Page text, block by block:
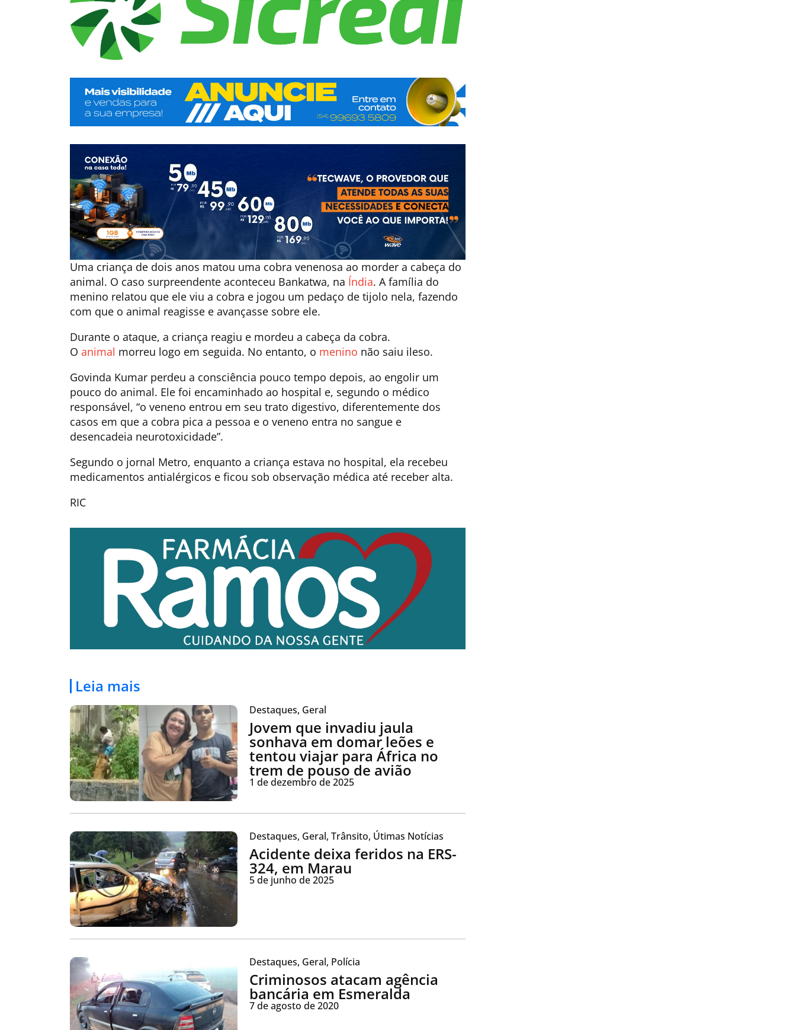
Uma criança de dois anos matou uma cobra venenosa ao morder a cabeça do
animal. O caso surpreendente aconteceu Bankatwa, na Índia. A família do
menino relatou que ele viu a cobra e jogou um pedaço de tijolo nela, fazendo
com que o animal reagisse e avançasse sobre ele.
Durante o ataque, a criança reagiu e mordeu a cabeça da cobra.
O animal morreu logo em seguida. No entanto, o menino não saiu ileso.
Govinda Kumar perdeu a consciência pouco tempo depois, ao engolir um
pouco do animal. Ele foi encaminhado ao hospital e, segundo o médico
responsável, “o veneno entrou em seu trato digestivo, diferentemente dos
casos em que a cobra pica a pessoa e o veneno entra no sangue e
desencadeia neurotoxicidade”.
Segundo o jornal Metro, enquanto a criança estava no hospital, ela recebeu
medicamentos antialérgicos e ficou sob observação médica até receber alta.
RIC
Leia mais
Destaques, Geral
Jovem que invadiu jaula
sonhava em domar leões e
tentou viajar para África no
trem de pouso de avião
1 de dezembro de 2025
Destaques, Geral, Trânsito, Útimas Notícias
Acidente deixa feridos na ERS-
324, em Marau
5 de junho de 2025
Destaques, Geral, Polícia
Criminosos atacam agência
bancária em Esmeralda
7 de agosto de 2020